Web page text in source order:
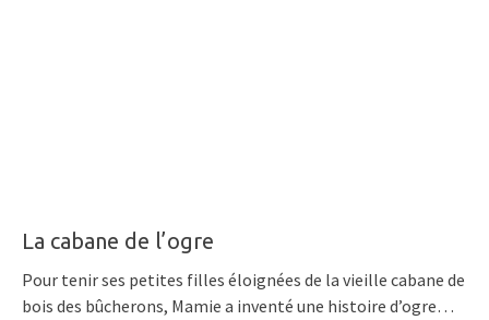
La cabane de l’ogre
Pour tenir ses petites filles éloignées de la vieille cabane de
bois des bûcherons, Mamie a inventé une histoire d’ogre…